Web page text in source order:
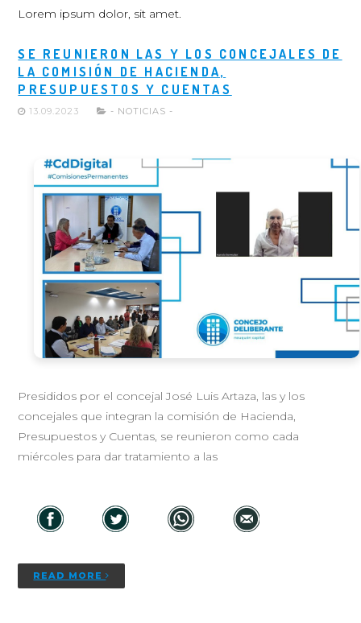
Lorem ipsum dolor, sit amet.
SE REUNIERON LAS Y LOS CONCEJALES DE
LA COMISIÓN DE HACIENDA,
PRESUPUESTOS Y CUENTAS
13.09.2023 - NOTICIAS -
Presididos por el concejal José Luis Artaza, las y los
concejales que integran la comisión de Hacienda,
Presupuestos y Cuentas, se reunieron como cada
miércoles para dar tratamiento a las
READ MORE